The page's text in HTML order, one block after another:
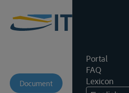
Portal
FAQ
Lexicon
Document